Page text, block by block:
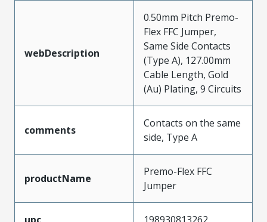
webDescription
0.50mm Pitch Premo-
Flex FFC Jumper,
Same Side Contacts
(Type A), 127.00mm
Cable Length, Gold
(Au) Plating, 9 Circuits
comments
Contacts on the same
side, Type A
productName
Premo-Flex FFC
Jumper